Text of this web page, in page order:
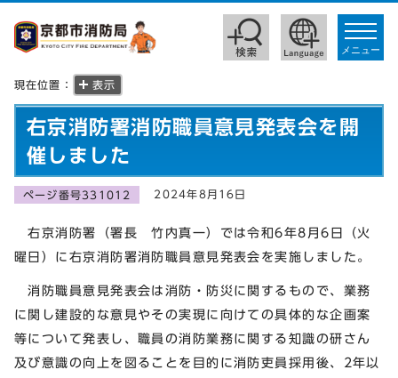
toggle
メニュー
現在位置： 表示
右京消防署消防職員意見発表会を開
催しました
ページ番号331012 2024年8月16日
右京消防署（署長 竹内真一）では令和6年8月6日（火
曜日）に右京消防署消防職員意見発表会を実施しました。
消防職員意見発表会は消防・防災に関するもので、業務
に関し建設的な意見やその実現に向けての具体的な企画案
等について発表し、職員の消防業務に関する知識の研さん
及び意識の向上を図ることを目的に消防吏員採用後、2年以